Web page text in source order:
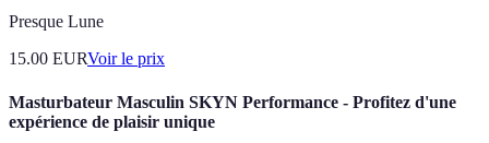
Presque Lune
15.00 EURVoir le prix
Masturbateur Masculin SKYN Performance - Profitez d'une
expérience de plaisir unique